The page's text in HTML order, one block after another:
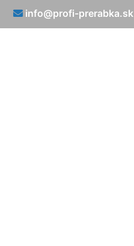
info@profi-prerabka.sk